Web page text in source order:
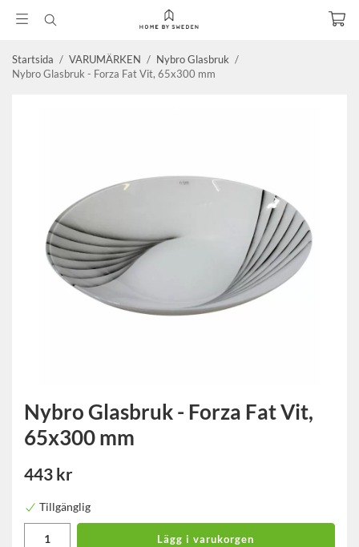
Startsida / VARUMÄRKEN / Nybro Glasbruk /
Nybro Glasbruk - Forza Fat Vit, 65x300 mm
Nybro Glasbruk - Forza Fat Vit,
65x300 mm
443 kr
Tillgänglig
Lägg i varukorgen